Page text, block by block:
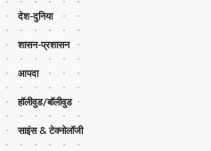
देश-दुनिया
शासन-प्रशासन
आपदा
हॉलीवुड/बॉलीवुड
साइंस & टेक्नोलॉजी